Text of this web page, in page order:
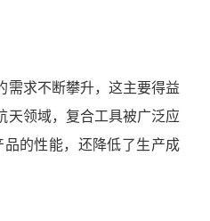
需求不断攀升，这主要得益
天领域，复合工具被广泛应
的性能，还降低了生产成